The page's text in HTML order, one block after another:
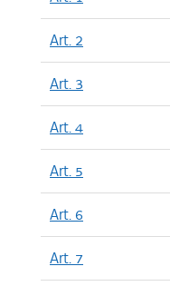
Art. 2
Art. 3
Art. 4
Art. 5
Art. 6
Art. 7